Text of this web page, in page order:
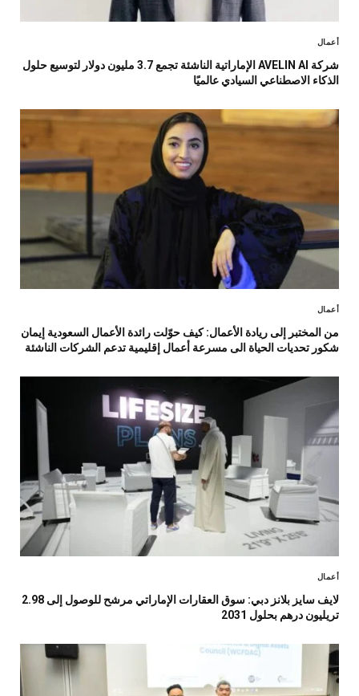
أعمال
شركة AVELIN AI الإماراتية الناشئة تجمع 3.7 مليون دولار لتوسيع حلول
الذكاء الاصطناعي السيادي عالميًا
أعمال
من المختبر إلى ريادة الأعمال: كيف حوّلت رائدة الأعمال السعودية إيمان
شكور تحديات الحياة الى مسرعة أعمال إقليمية تدعم الشركات الناشئة
أعمال
لايف سايز بلانز دبي: سوق العقارات الإماراتي مرشح للوصول إلى 2.98
تريليون درهم بحلول 2031